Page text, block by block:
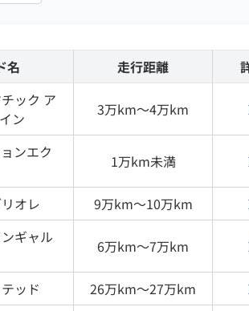
名 走行距離
ック ア
ン
3万km〜4万km
ンエク
1万km未満
オレ 9万km〜10万km
ギャル
6万km〜7万km
ッド 26万km〜27万km